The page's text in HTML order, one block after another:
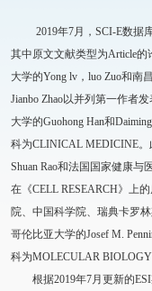
2019年7月，SCI-E数据
其中原文文献类型为Article
大学的Yong lv，luo Zuo和南
Jianbo Zhao以并列第一作者
大学的Guohong Han和
科为CLINICAL MEDICINE
Shuan Rao和法国国家健康与
在《CELL RESEARCH》上
院、中国科学院、瑞典卡罗
哥伦比亚大学的Josef M.
科为MOLECULAR BIOLOGY
根据2019年7月更新的ESI